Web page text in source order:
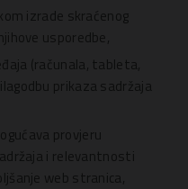
izrade skraćenog
usporedbe,
(računala, tableta,
prikaza sadržaja
provjeru
i relevantnosti
web stranica,